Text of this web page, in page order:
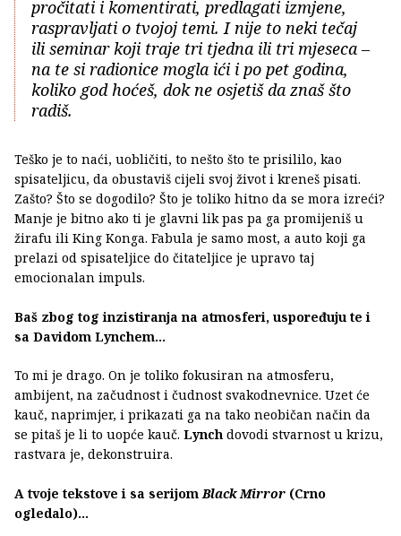
pročitati i komentirati, predlagati izmjene,
raspravljati o tvojoj temi. I nije to neki tečaj
ili seminar koji traje tri tjedna ili tri mjeseca –
na te si radionice mogla ići i po pet godina,
koliko god hoćeš, dok ne osjetiš da znaš što
radiš.
Teško je to naći, uobličiti, to nešto što te prisililo, kao
spisateljicu, da obustaviš cijeli svoj život i kreneš pisati.
Zašto? Što se dogodilo? Što je toliko hitno da se mora izreći?
Manje je bitno ako ti je glavni lik pas pa ga promijeniš u
žirafu ili King Konga. Fabula je samo most, a auto koji ga
prelazi od spisateljice do čitateljice je upravo taj
emocionalan impuls.
Baš zbog tog inzistiranja na atmosferi, uspoređuju te i
sa Davidom Lynchem…
To mi je drago. On je toliko fokusiran na atmosferu,
ambijent, na začudnost i čudnost svakodnevnice. Uzet će
kauč, naprimjer, i prikazati ga na tako neobičan način da
se pitaš je li to uopće kauč. Lynch dovodi stvarnost u krizu,
rastvara je, dekonstruira.
A tvoje tekstove i sa serijomBlack Mirror (Crno
ogledalo)…